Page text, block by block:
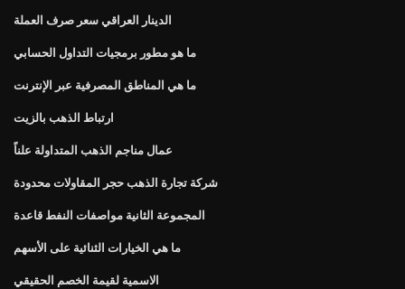
الدينار العراقي سعر صرف العملة
ما هو مطور برمجيات التداول الحسابي
ما هي المناطق المصرفية عبر الإنترنت
ارتباط الذهب بالزيت
عمال مناجم الذهب المتداولة علناً
شركة تجارة الذهب حجر المقاولات محدودة
المجموعة الثانية مواصفات النفط قاعدة
ما هي الخيارات الثنائية على الأسهم
الاسمية لقيمة الخصم الحقيقي